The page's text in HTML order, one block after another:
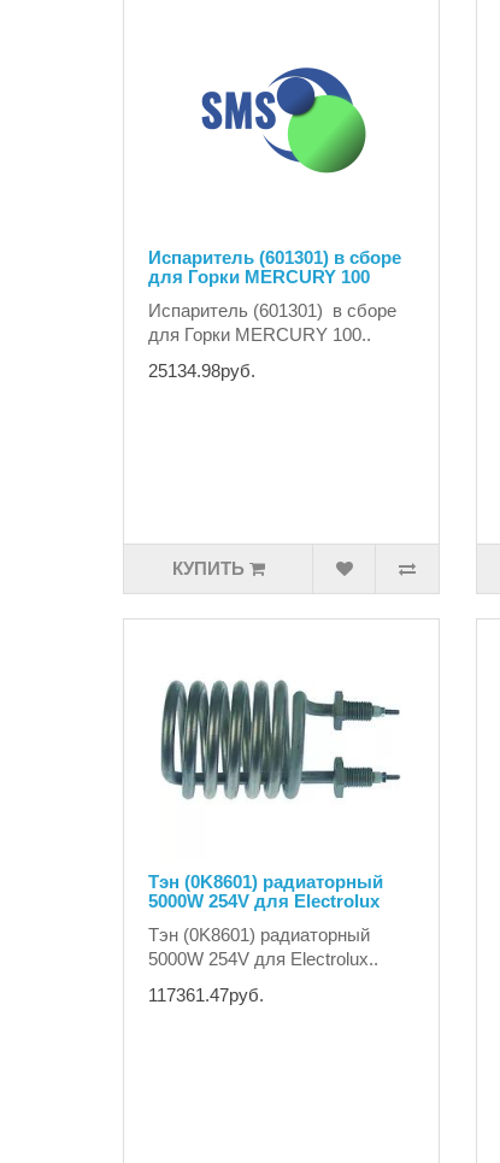
Испаритель (601301) в сборе
для Горки MERCURY 100
Испаритель (601301) в сборе
для Горки MERCURY 100..
25134.98руб.
КУПИТЬ
Тэн (0K8601) радиаторный
5000W 254V для Electrolux
Тэн (0K8601) радиаторный
5000W 254V для Electrolux..
117361.47руб.